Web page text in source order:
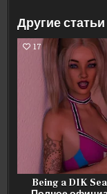
Другие статьи
17
Being a DIK